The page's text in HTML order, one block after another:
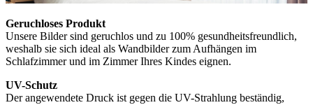
Geruchloses Produkt
Unsere Bilder sind geruchlos und zu 100% gesundheitsfreundlich,
weshalb sie sich ideal als Wandbilder zum Aufhängen im
Schlafzimmer und im Zimmer Ihres Kindes eignen.
UV-Schutz
Der angewendete Druck ist gegen die UV-Strahlung beständig,